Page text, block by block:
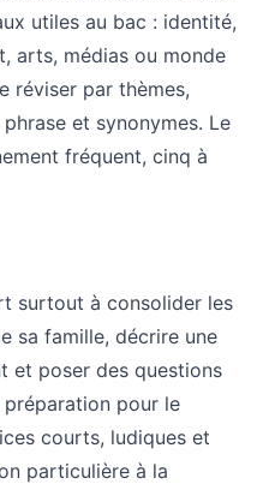
utiles au bac : identité,
arts, médias ou monde
réviser par thèmes,
et synonymes. Le
fréquent, cinq à
surtout à consolider les
sa famille, décrire une
et poser des questions
préparation pour le
courts, ludiques et
particulière à la